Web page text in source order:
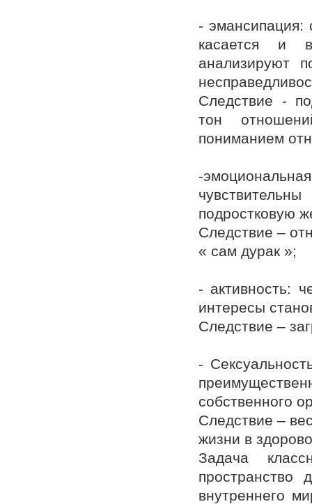
- эмансипация:
касается и
анализируют
Следствие -
тон
пониманием
-
подростковую
Следствие –
« сам дурак »;
- активность:
интересы
Следствие –
-
собственного
Следствие –
жизни в
Задача
пространство
внутреннего